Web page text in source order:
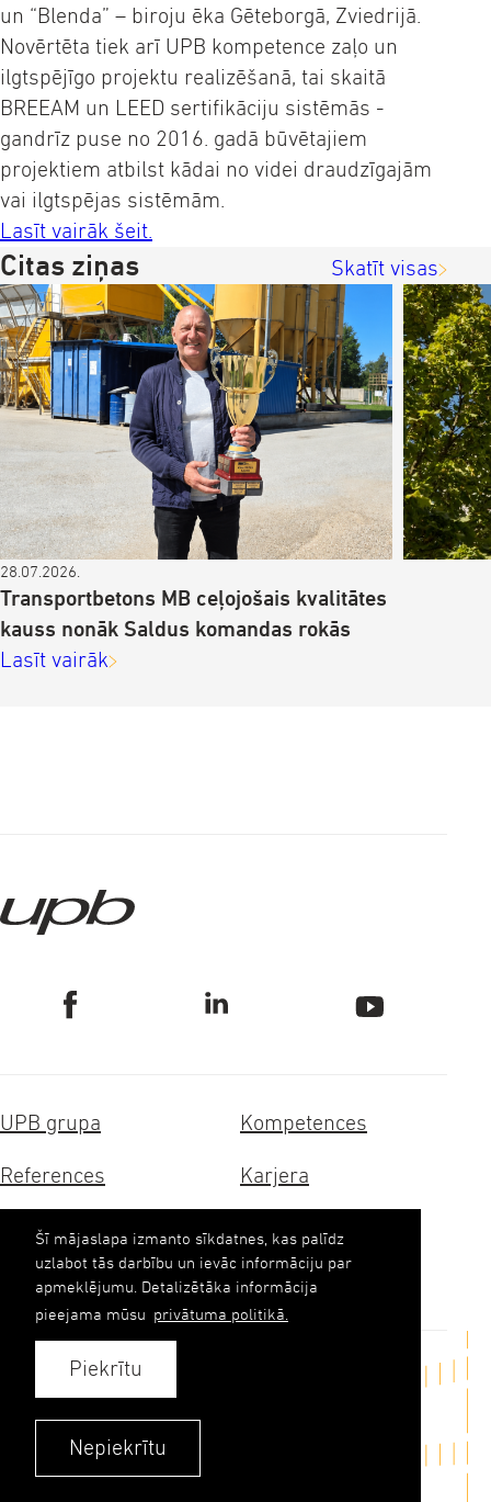
Šī mājaslapa izmanto sīkdatnes, kas palīdz
uzlabot tās darbību un ievāc informāciju par
apmeklējumu. Detalizētāka informācija
pieejama mūsu privātuma politikā.
Nepiekrītu
Piekrītu
un “Blenda” – biroju ēka Gēteborgā, Zviedrijā.
Novērtēta tiek arī UPB kompetence zaļo un
ilgtspējīgo projektu realizēšanā, tai skaitā
BREEAM un LEED sertifikāciju sistēmās -
gandrīz puse no 2016. gadā būvētajiem
projektiem atbilst kādai no videi draudzīgajām
vai ilgtspējas sistēmām.
Lasīt vairāk šeit.
Citas ziņas Skatīt visas
28.07.2026.
Transportbetons MB ceļojošais kvalitātes
kauss nonāk Saldus komandas rokās
Lasīt vairāk
UPB grupa Kompetences
References Karjera
Sertifikāti Ilgtspēja
Kontakti
Sazināties
upb(abols)upb.lv
+371 6348 9333